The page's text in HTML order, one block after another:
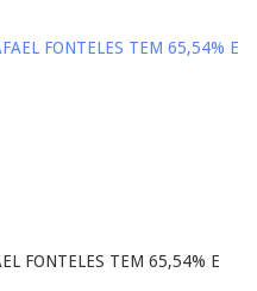
FONTELES TEM 65,54% E